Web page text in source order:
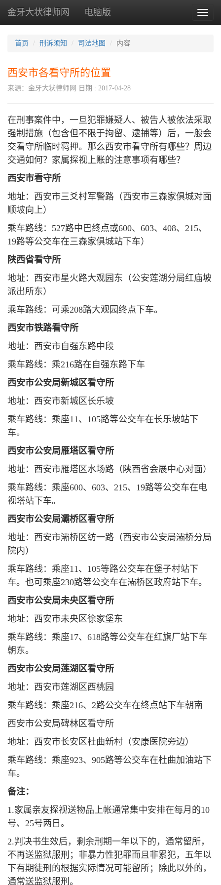
Toggle
金牙大状律师网 电脑版
首页 刑诉须知 司法地图 内容
西安市各看守所的位置
来源：金牙大状律师网 日期 : 2017-04-28
在刑事案件中，一旦犯罪嫌疑人、被告人被依法采取
强制措施（包含但不限于拘留、逮捕等）后，一般会
交看守所临时羁押。那么西安市看守所有哪些？周边
交通如何？家属探视上账的注意事项有哪些？
西安市看守所
地址：西安市三爻村军警路（西安市三森家俱城对面
顺坡向上）
乘车路线：527路中巴终点或600、603、408、215、
19路等公交车在三森家俱城站下车）
陕西省看守所
地址：西安市星火路大观园东（公安莲湖分局红庙坡
派出所东）
乘车路线：可乘208路大观园终点下车。
西安市铁路看守所
地址：西安市自强东路中段
乘车路线：乘216路在自强东路下车
西安市公安局新城区看守所
地址：西安市新城区长乐坡
乘车路线：乘座11、105路等公交车在长乐坡站下
车。
西安市公安局雁塔区看守所
地址：西安市雁塔区水场路（陕西省会展中心对面）
乘车路线：乘座600、603、215、19路等公交车在电
视塔站下车。
西安市公安局灞桥区看守所
地址：西安市灞桥区纺一路（西安市公安局灞桥分局
院内）
乘车路线：乘座11、105等路公交车在堡子村站下
车。也可乘座230路等公交车在灞桥区政府站下车。
西安市公安局未央区看守所
地址：西安市未央区徐家堡东
乘车路线：乘座17、618路等公交车在红旗厂站下车
朝东。
西安市公安局莲湖区看守所
地址：西安市莲湖区西桃园
乘车路线：乘座216、2路公交车在终点站下车朝南
西安市公安局碑林区看守所
地址：西安市长安区杜曲新村（安康医院旁边）
乘车路线：乘座923、905路等公交车在杜曲加油站下
车。
备注：
1.家属亲友探视送物品上帐通常集中安排在每月的10
号、25号两日。
2.判决书生效后，剩余刑期一年以下的，通常留所，
不再送监狱服刑；非暴力性犯罪而且非累犯，五年以
下有期徒刑的根据实际情况可能留所；除此以外的，
通常送监狱服刑。